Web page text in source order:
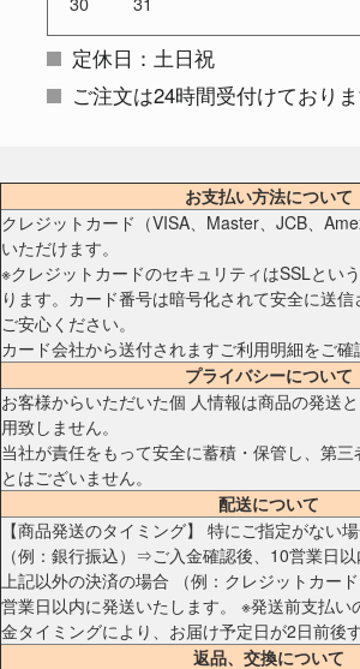
定休日：土日祝
ご注文は24時間受付けており
お支払い方法について
クレジットカード（VISA、Master、JCB、
いただけます。
※クレジットカードのセキュリティはSSLとい
ります。カード番号は暗号化されて安全に送
ご安心ください。
カード会社から送付されますご利用明細をご確
プライバシーについて
お客様からいただいた個 人情報は商品の発送
用致しません。
当社が責任をもって安全に蓄積・保管し、第三
とはございません。
配送について
【商品発送のタイミング】 特にご指定がない
（例：銀行振込）⇒ご入金確認後、10営業日以
上記以外の決済の場合 （例：クレジットカー
営業日以内に発送いたします。 ※発送前支払い
金タイミングにより、お届け予定日が2日前後
返品、交換について